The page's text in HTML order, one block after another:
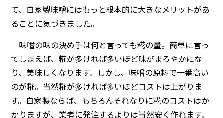
て、自家製味噌にはもっと根本的に大きなメリットがあ
ることに気づきました。
味噌の味の決め手は何と言っても糀の量。簡単に言っ
てしまえば、糀が多ければ多いほど味がまろやかにな
り、美味しくなります。しかし、味噌の原料で一番高い
のが糀。当然糀が多ければ多いほどコストは上がりま
す。自家製ならば、もちろんそれなりに糀のコストはか
かりますが、業者に発注するよりは当然安く作れます。